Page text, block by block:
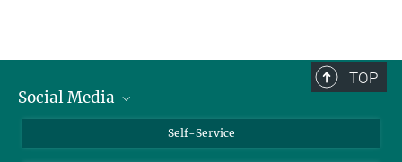
TOP
Social Media
Self-Service